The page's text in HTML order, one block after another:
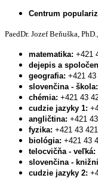
Centrum
PaedDr. Jozef Beňuška, PhD.,
matematika: +421
dejepis a
geografia: +421 43
slovenčina - škola:
chémia: +421 43
cudzie jazyky 1:
angličtina: +421
fyzika: +421 43
biológia: +421 43
telocvičňa - veľká:
slovenčina -
cudzie jazyky 2: